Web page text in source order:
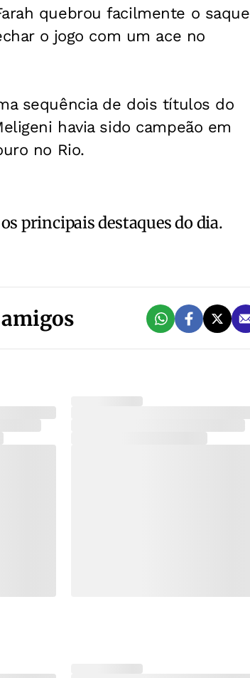
quebrou facilmente o saque
o jogo com um ace no
sequência de dois títulos do
havia sido campeão em
no Rio.
principais destaques do dia.